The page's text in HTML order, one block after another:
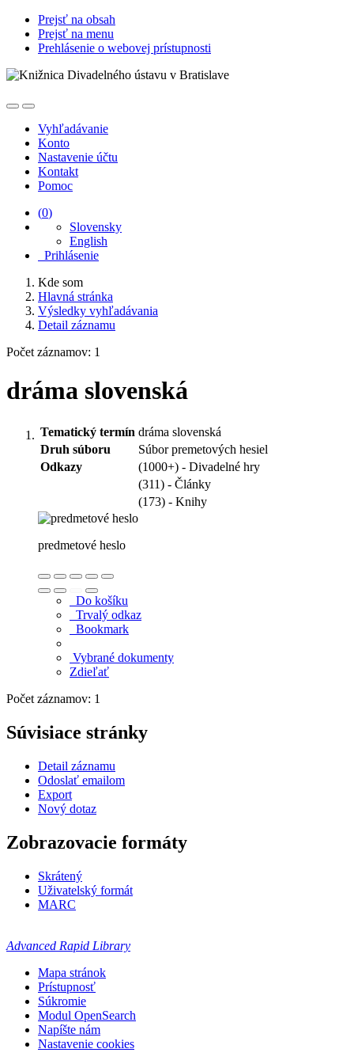
Prejsť na obsah
Prejsť na menu
Prehlásenie o webovej prístupnosti
Vyhľadávanie
Konto
Nastavenie účtu
Kontakt
Pomoc
(0)
Slovensky
English
Prihlásenie
Kde som
Hlavná stránka
Výsledky vyhľadávania
Detail záznamu
Počet záznamov: 1
dráma slovenská
Tematický termín dráma slovenská
Druh súboru
Súbor premetových hesiel
Odkazy
(1000+) - Divadelné hry
(311) - Články
(173) - Knihy
predmetové heslo
Do košíku
Trvalý odkaz
Bookmark
Vybrané dokumenty
Zdieľať
Počet záznamov: 1
Súvisiace stránky
Detail záznamu
Odoslať emailom
Export
Nový dotaz
Zobrazovacie formáty
Skrátený
Uživatelský formát
MARC
Advanced Rapid Library
Mapa stránok
Prístupnosť
Súkromie
Modul OpenSearch
Napíšte nám
Nastavenie cookies